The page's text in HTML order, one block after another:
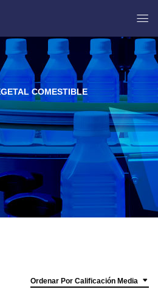
COMESTIBLE
Ordenar Por Calificación Media